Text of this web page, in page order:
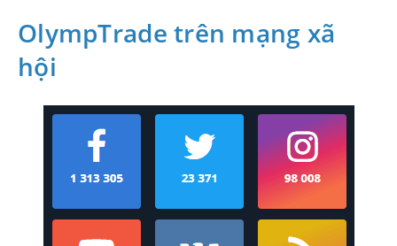
OlympTrade trên mạng xã
hội